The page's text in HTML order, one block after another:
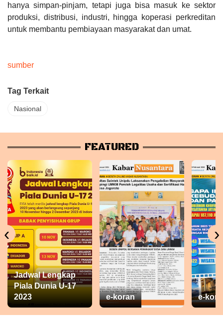
hanya simpan-pinjam, tetapi juga bisa masuk ke sektor
produksi, distribusi, industri, hingga koperasi perkreditan
untuk membantu pembiayaan masyarakat dan umat.
sumber
Tag Terkait
Nasional
FEATURED
Jadwal Lengkap
Piala Dunia U-17
2023
e-koran e-
‹ ›